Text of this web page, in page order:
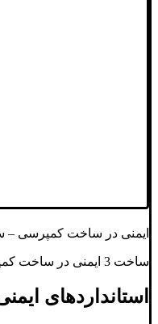
ایمنی در ساخت کمپرسی –
ساخت 3 ایمنی در ساخت کمپرسی
استانداردهای